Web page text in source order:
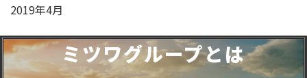
2019年4月
ミツワグループとは